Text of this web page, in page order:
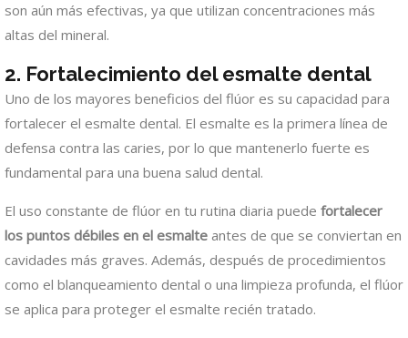
son aún más efectivas, ya que utilizan concentraciones más
altas del mineral.
2. Fortalecimiento del esmalte dental
Uno de los mayores beneficios del flúor es su capacidad para
fortalecer el esmalte dental. El esmalte es la primera línea de
defensa contra las caries, por lo que mantenerlo fuerte es
fundamental para una buena salud dental.
El uso constante de flúor en tu rutina diaria puede fortalecer
los puntos débiles en el esmalte antes de que se conviertan en
cavidades más graves. Además, después de procedimientos
como el blanqueamiento dental o una limpieza profunda, el flúor
se aplica para proteger el esmalte recién tratado.